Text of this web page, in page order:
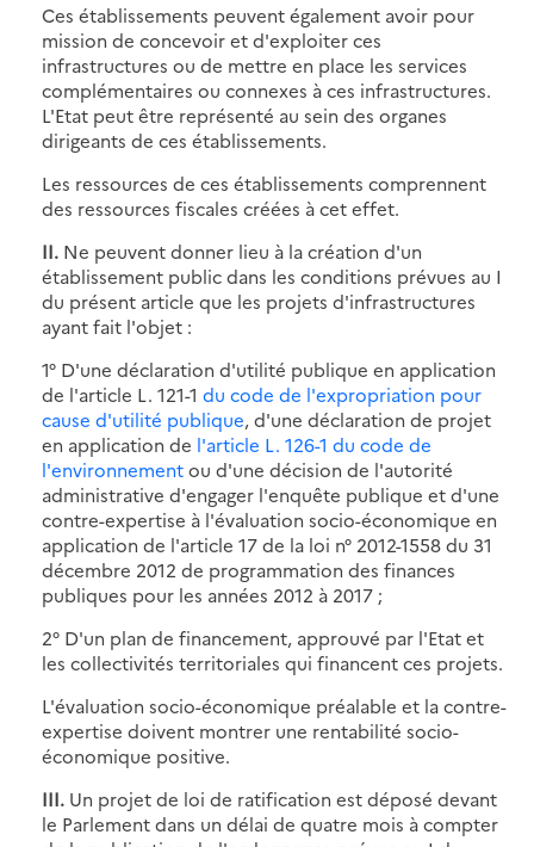
Ces établissements peuvent également avoir pour
mission de concevoir et d'exploiter ces
infrastructures ou de mettre en place les services
complémentaires ou connexes à ces infrastructures.
L'Etat peut être représenté au sein des organes
dirigeants de ces établissements.
Les ressources de ces établissements comprennent
des ressources fiscales créées à cet effet.
II. Ne peuvent donner lieu à la création d'un
établissement public dans les conditions prévues au I
du présent article que les projets d'infrastructures
ayant fait l'objet :
1° D'une déclaration d'utilité publique en application
de l'article L. 121-1 du code de l'expropriation pour
cause d'utilité publique, d'une déclaration de projet
en application de l'article L. 126-1 du code de
l'environnementou d'une décision de l'autorité
administrative d'engager l'enquête publique et d'une
contre-expertise à l'évaluation socio-économique en
application de l'article 17 de la loi n° 2012-1558 du 31
décembre 2012 de programmation des finances
publiques pour les années 2012 à 2017 ;
2° D'un plan de financement, approuvé par l'Etat et
les collectivités territoriales qui financent ces projets.
L'évaluation socio-économique préalable et la contre-
expertise doivent montrer une rentabilité socio-
économique positive.
III. Un projet de loi de ratification est déposé devant
le Parlement dans un délai de quatre mois à compter